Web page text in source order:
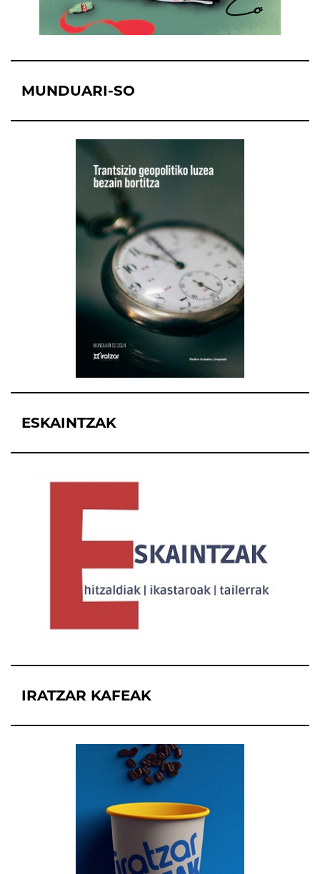
MUNDUARI-SO
ESKAINTZAK
IRATZAR KAFEAK